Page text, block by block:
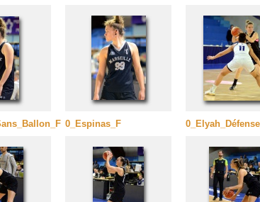
0_Espinas_F